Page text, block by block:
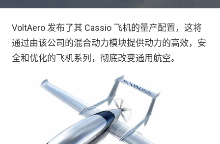
VoltAero 发布了其 Cassio 飞机的量产配置，这将
通过由该公司的混合动力模块提供动力的高效，安
全和优化的飞机系列，彻底改变通用航空。